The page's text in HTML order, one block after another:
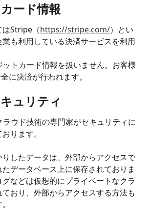
ード情報
はStripe（https://stripe.com/）とい
業も利用している決済サービスを利用
トカード情報を扱いません。お客様
に決済が行われます。
ュリティ
ウド技術の専門家がセキュリティに
ります。
したデータは、外部からアクセスで
データベース上に保存されておりま
などは仮想的にプライベートなクラ
おり、外部からアクセスする方法も